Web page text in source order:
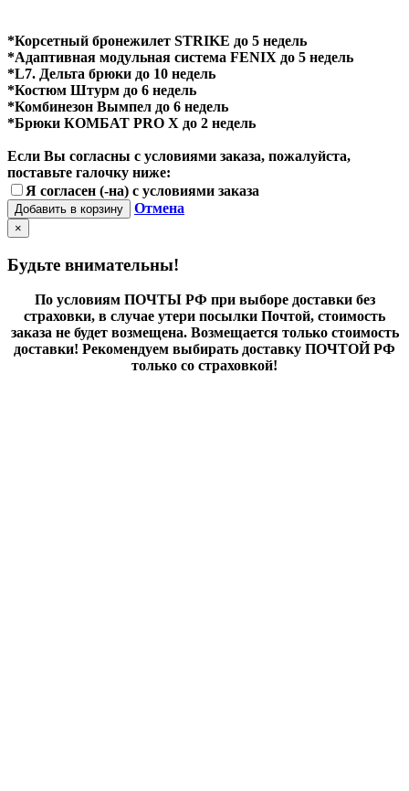
*Корсетный бронежилет STRIKE до 5 недель
*Адаптивная модульная система FENIX до 5 недель
*L7. Дельта брюки до 10 недель
*Костюм Штурм до 6 недель
*Комбинезон Вымпел до 6 недель
*Брюки КОМБАТ PRO X до 2 недель
Если Вы согласны с условиями заказа, пожалуйста,
поставьте галочку ниже:
Я согласен (-на) с условиями заказа
Добавить в корзину Отмена
×
Будьте внимательны!
По условиям ПОЧТЫ РФ при выборе доставки без
страховки, в случае утери посылки Почтой, стоимость
заказа не будет возмещена. Возмещается только стоимость
доставки! Рекомендуем выбирать доставку ПОЧТОЙ РФ
только со страховкой!